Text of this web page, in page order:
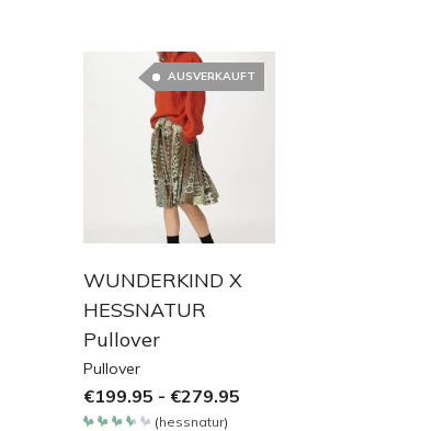
AUSVERKAUFT
WUNDERKIND X
HESSNATUR
Pullover
Pullover
€199.95 - €279.95
(hessnatur)